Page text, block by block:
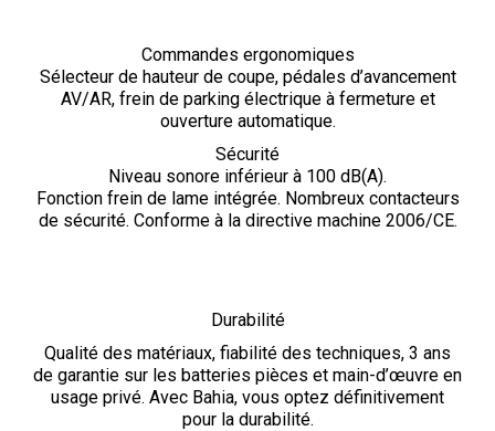
Commandes ergonomiques
Sélecteur de hauteur de coupe, pédales d’avancement
AV/AR, frein de parking électrique à fermeture et
ouverture automatique.
Sécurité
Niveau sonore inférieur à 100 dB(A).
Fonction frein de lame intégrée. Nombreux contacteurs
de sécurité. Conforme à la directive machine 2006/CE.
Durabilité
Qualité des matériaux, fiabilité des techniques, 3 ans
de garantie sur les batteries pièces et main-d’œuvre en
usage privé. Avec Bahia, vous optez définitivement
pour la durabilité.